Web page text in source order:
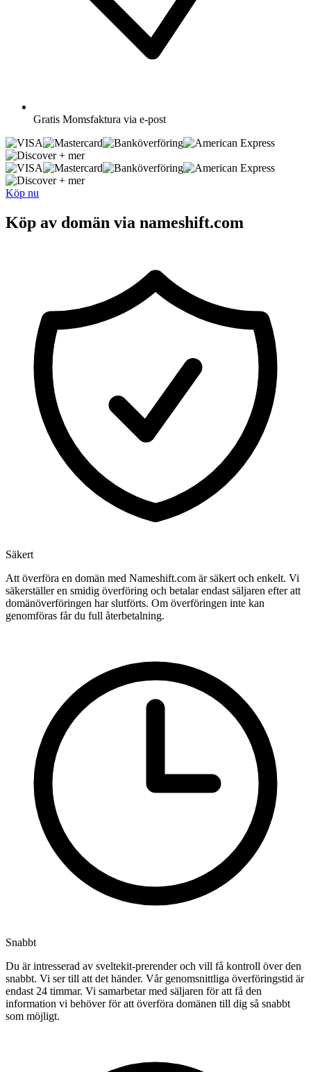
Gratis Momsfaktura via e-post
+ mer
+ mer
Köp nu
Köp av domän via nameshift.com
Säkert
Att överföra en domän med Nameshift.com är säkert och enkelt. Vi
säkerställer en smidig överföring och betalar endast säljaren efter att
domänöverföringen har slutförts. Om överföringen inte kan
genomföras får du full återbetalning.
Snabbt
Du är intresserad av sveltekit-prerender och vill få kontroll över den
snabbt. Vi ser till att det händer. Vår genomsnittliga överföringstid är
endast 24 timmar. Vi samarbetar med säljaren för att få den
information vi behöver för att överföra domänen till dig så snabbt
som möjligt.